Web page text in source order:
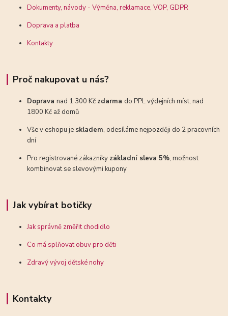
Dokumenty, návody - Výměna, reklamace, VOP, GDPR
Doprava a platba
Kontakty
Proč nakupovat u nás?
Dopravanad 1 300 Kč zdarma do PPL výdejních míst, nad
1800 Kč až domů
Vše v eshopu je skladem, odesíláme nejpozději do 2 pracovních
dní
Pro registrované zákazníky základní sleva 5%, možnost
kombinovat se slevovými kupony
Jak vybírat botičky
Jak správně změřit chodidlo
Co má splňovat obuv pro děti
Zdravý vývoj dětské nohy
Kontakty